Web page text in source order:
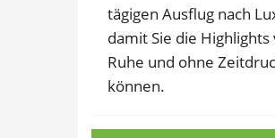
tägigen Ausflug nach
damit Sie die
Ruhe und ohne
können.